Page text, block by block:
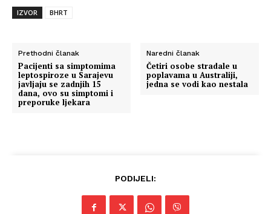
IZVOR BHRT
Prethodni članak
Pacijenti sa simptomima
leptospiroze u Sarajevu
javljaju se zadnjih 15
dana, ovo su simptomi i
preporuke ljekara
Naredni članak
Četiri osobe stradale u
poplavama u Australiji,
jedna se vodi kao nestala
PODIJELI: